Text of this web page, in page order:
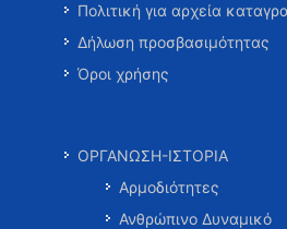
Πολιτική για αρχεία
Δήλωση προσβασιμότητας
Όροι χρήσης
ΟΡΓΑΝΩΣΗ-ΙΣΤΟΡΙΑ
Αρμοδιότητες
Ανθρώπινο Δυναμικό